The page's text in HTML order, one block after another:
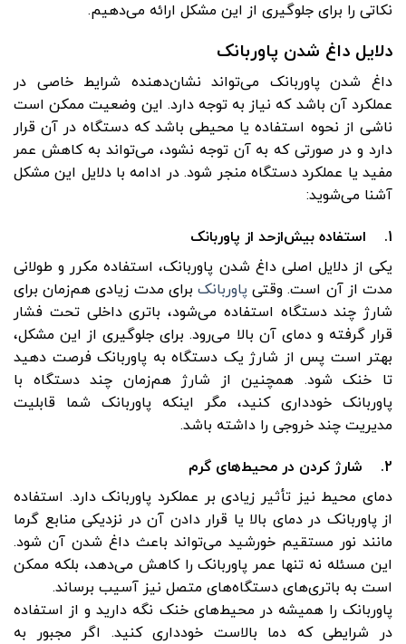
نکاتی را برای جلوگیری از این مشکل ارائه می‌دهیم.
دلایل داغ شدن پاوربانک
داغ شدن پاوربانک می‌تواند نشان‌دهنده شرایط خاصی در
عملکرد آن باشد که نیاز به توجه دارد. این وضعیت ممکن است
ناشی از نحوه استفاده یا محیطی باشد که دستگاه در آن قرار
دارد و در صورتی که به آن توجه نشود، می‌تواند به کاهش عمر
مفید یا عملکرد دستگاه منجر شود. در ادامه با دلایل این مشکل
آشنا می‌شوید:
1. استفاده بیش‌ازحد از پاوربانک
یکی از دلایل اصلی داغ شدن پاوربانک، استفاده مکرر و طولانی‌
مدت از آن است. وقتی پاوربانک برای مدت زیادی هم‌زمان برای
شارژ چند دستگاه استفاده می‌شود، باتری داخلی تحت فشار
قرار گرفته و دمای آن بالا می‌رود. برای جلوگیری از این مشکل،
بهتر است پس از شارژ یک دستگاه به پاوربانک فرصت دهید
تا خنک شود. همچنین از شارژ هم‌زمان چند دستگاه با
پاوربانک خودداری کنید، مگر اینکه پاوربانک شما قابلیت
مدیریت چند خروجی را داشته باشد.
2. شارژ کردن در محیط‌های گرم
دمای محیط نیز تأثیر زیادی بر عملکرد پاوربانک دارد. استفاده
از پاوربانک در دمای بالا یا قرار دادن آن در نزدیکی منابع گرما
مانند نور مستقیم خورشید می‌تواند باعث داغ شدن آن شود.
این مسئله نه تنها عمر پاوربانک را کاهش می‌دهد، بلکه ممکن
است به باتری‌های دستگاه‌های متصل نیز آسیب برساند.
پاوربانک را همیشه در محیط‌های خنک نگه دارید و از استفاده
در شرایطی که دما بالاست خودداری کنید. اگر مجبور به